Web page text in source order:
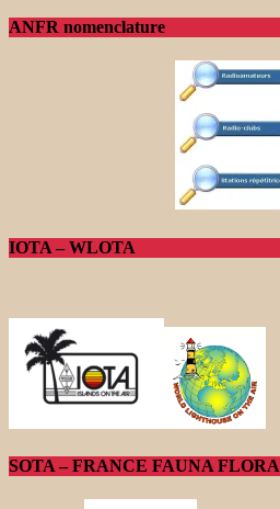
ANFR nomenclature
IOTA – WLOTA
SOTA – FRANCE FAUNA FLORA